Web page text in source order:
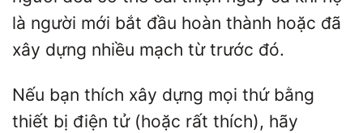
là người mới bắt đầu hoàn thành hoặc đã
xây dựng nhiều mạch từ trước đó.
Nếu bạn thích xây dựng mọi thứ bằng
thiết bị điện tử (hoặc rất thích), hãy